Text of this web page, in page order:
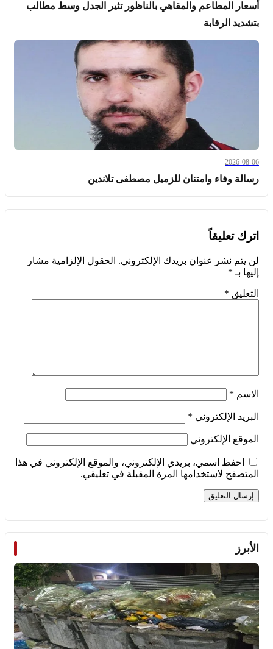
أسعار المطاعم والمقاهي بالناظور تثير الجدل وسط مطالب
بتشديد الرقابة
2026-08-06
رسالة وفاء وامتنان للزميل مصطفى تلاندين
اترك تعليقاً
لن يتم نشر عنوان بريدك الإلكتروني. الحقول الإلزامية مشار
إليها بـ *
التعليق *
الاسم *
البريد الإلكتروني *
الموقع الإلكتروني
احفظ اسمي، بريدي الإلكتروني، والموقع الإلكتروني في هذا
المتصفح لاستخدامها المرة المقبلة في تعليقي.
الأبرز